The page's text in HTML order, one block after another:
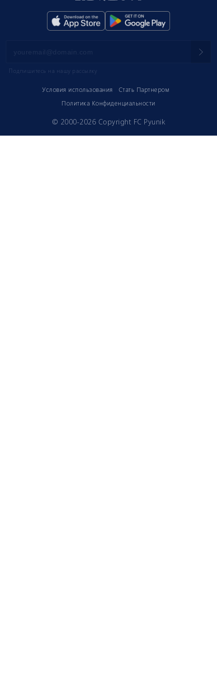
Условия использования
Стать Партнером
Политика Конфиденциальности
Подпишитесь на нашу рассылку
© 2000-2026 Copyright FC Pyunik